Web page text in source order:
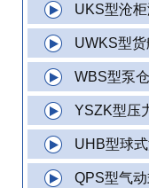
UKS型沧
UWKS型
WBS型泵
YSZK型压
UHB型球
QPS型气